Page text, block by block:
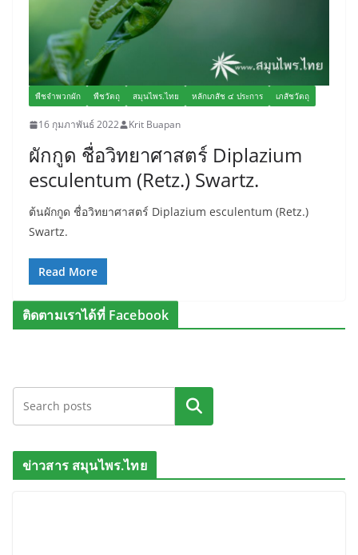
พืชจำพวกผัก พืชวัตถุ สมุนไพร.ไทย หลักเภสัช ๔ ประการ เภสัชวัตถุ
16 กุมภาพันธ์ 2022 Krit Buapan
ผักกูด ชื่อวิทยาศาสตร์ Diplazium
esculentum (Retz.) Swartz.
ต้นผักกูด ชื่อวิทยาศาสตร์ Diplazium esculentum (Retz.)
Swartz.
Read More
ติดตามเราได้ที่ Facebook
ค้นหา
ข่าวสาร สมุนไพร.ไทย